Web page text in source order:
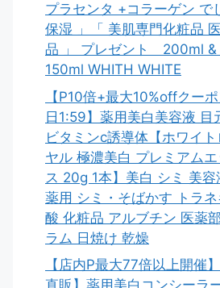
プラセンタ +コラーゲン で
保湿 」「 美肌専門化粧品
品 」 プレゼント 200ml &
150ml WHITH WHITE
【P10倍+最大10%offクー
日1:59】薬用美白美容液 目
ビタミンc誘導体【ホワイト
ヤル 極濃美白 プレミアム
ス 20g 1本】美白 シミ 美容
薬用 シミ・そばかす トラネ
酸 化粧品 アルブチン 医薬
ラム 日焼け 乾燥
【店内P最大77倍以上開催
直販】薬用美白コンシーラ